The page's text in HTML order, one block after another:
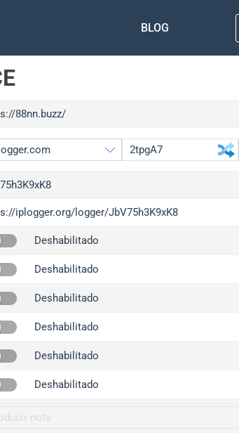
BLOG
88nn.buzz/
iplogger.org
wl.gl
ed.tc
iplogger.com
iplogger.co
2no.co
yip.su
iplogger.info
iplogger.org/logger/JbV75h3K9xK8
Deshabilitado
Deshabilitado
Deshabilitado
Deshabilitado
Deshabilitado
Deshabilitado